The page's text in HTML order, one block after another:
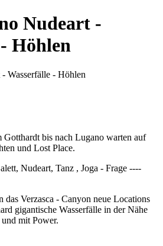
Nudeart -
Höhlen
Gotthardt bis nach Lugano warten auf
und Lost Place.
Nudeart, Tanz , Joga - Frage ----
das Verzasca - Canyon neue Locations
gigantische Wasserfälle in der Nähe
mit Power.